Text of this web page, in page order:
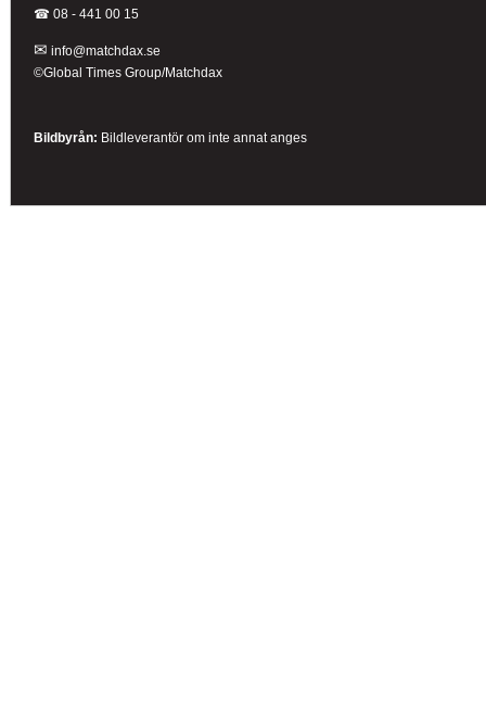
☎ 08 - 441 00 15
✉ info@matchdax.se
©Global Times Group/Matchdax
Bildbyrån: Bildleverantör om inte annat anges